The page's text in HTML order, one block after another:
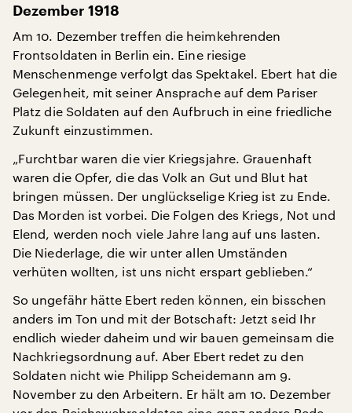
Dezember 1918
Am 10. Dezember treffen die heimkehrenden
Frontsoldaten in Berlin ein. Eine riesige
Menschenmenge verfolgt das Spektakel. Ebert hat die
Gelegenheit, mit seiner Ansprache auf dem Pariser
Platz die Soldaten auf den Aufbruch in eine friedliche
Zukunft einzustimmen.
„Furchtbar waren die vier Kriegsjahre. Grauenhaft
waren die Opfer, die das Volk an Gut und Blut hat
bringen müssen. Der unglückselige Krieg ist zu Ende.
Das Morden ist vorbei. Die Folgen des Kriegs, Not und
Elend, werden noch viele Jahre lang auf uns lasten.
Die Niederlage, die wir unter allen Umständen
verhüten wollten, ist uns nicht erspart geblieben.“
So ungefähr hätte Ebert reden können, ein bisschen
anders im Ton und mit der Botschaft: Jetzt seid Ihr
endlich wieder daheim und wir bauen gemeinsam die
Nachkriegsordnung auf. Aber Ebert redet zu den
Soldaten nicht wie Philipp Scheidemann am 9.
November zu den Arbeitern. Er hält am 10. Dezember